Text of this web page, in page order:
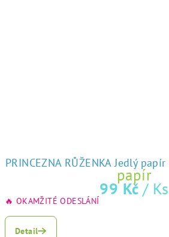
PRINCEZNA RŮŽENKA Jedlý papír
papír
99 Kč / Ks
🔥 OKAMŽITÉ ODESLÁNÍ
Detail